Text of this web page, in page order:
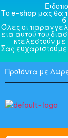
Το e-shop μας θα
Όλες οι
εια αυτού του
κτελεστούν
Σας
Προϊόντα με